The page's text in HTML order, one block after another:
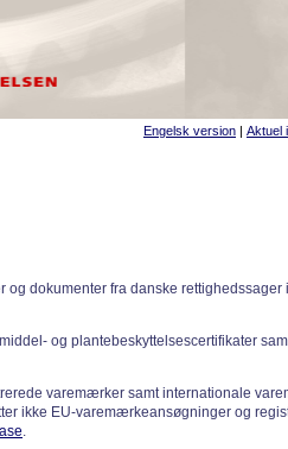
Engelsk version | Aktuel
dokumenter fra danske rettighedssager
og plantebeskyttelsescertifikater
varemærker samt internationale
ikke EU-varemærkeansøgninger og
.